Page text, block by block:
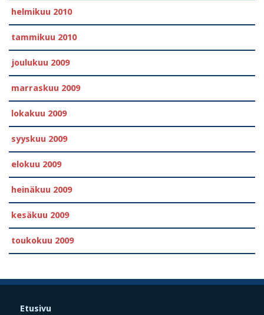
helmikuu 2010
tammikuu 2010
joulukuu 2009
marraskuu 2009
lokakuu 2009
syyskuu 2009
elokuu 2009
heinäkuu 2009
kesäkuu 2009
toukokuu 2009
Etusivu